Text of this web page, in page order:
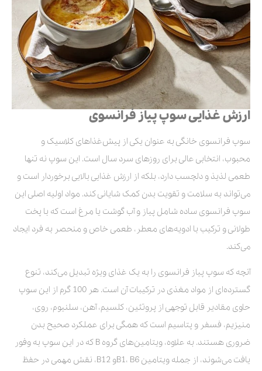
ارزش غذایی سوپ پیاز فرانسوی
سوپ فرانسوی خانگی به عنوان یکی از پیش‌غذاهای کلاسیک و
محبوب، انتخابی عالی برای روزهای سرد سال است. این سوپ نه تنها
طعمی لذیذ و دلچسب دارد، بلکه از ارزش غذایی بالایی برخوردار است و
می‌تواند به سلامت و تقویت بدن کمک شایانی کند. مواد اولیه اصلی این
سوپ فرانسوی ساده شامل پیاز و آب گوشت یا مرغ است که با پخت
طولانی و ترکیب با ادویه‌های معطر، طعمی خاص و منحصر به فرد ایجاد
می‌کند.
آنچه که سوپ پیاز فرانسوی را به یک غذای ویژه تبدیل می‌کند، تنوع
گسترده‌ای از مواد مغذی در ترکیبات آن است. هر 100 گرم از این سوپ
حاوی مقادیر قابل توجهی از پروتئین، کلسیم، آهن، سلنیوم، روی،
منیزیم، فسفر و پتاسیم است که همگی برای عملکرد صحیح بدن
ضروری هستند. به علاوه، ویتامین‌های گروه B که در این سوپ به وفور
یافت می‌شوند، از جمله ویتامین B1، B6و B12، نقش مهمی در حفظ